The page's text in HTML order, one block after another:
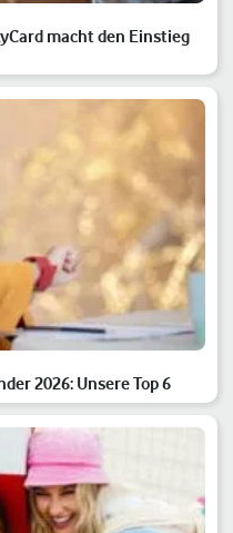
macht den Einstieg
2026: Unsere Top 6